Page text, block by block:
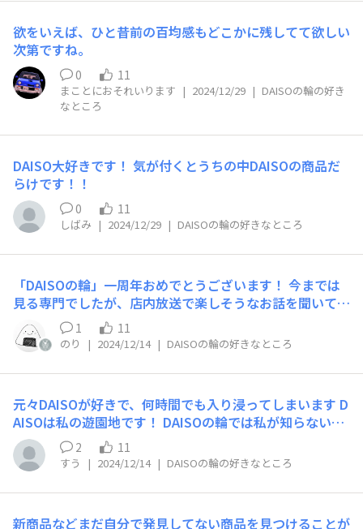
欲をいえば、ひと昔前の百均感もどこかに残してて欲しい
次第ですね。
0 11
まことにおそれいります | 2024/12/29 | DAISOの輪の好き
なところ
DAISO大好きです！ 気が付くとうちの中DAISOの商品だ
らけです！！
0 11
しばみ | 2024/12/29 | DAISOの輪の好きなところ
「DAISOの輪」一周年おめでとうございます！ 今までは
見る専門でしたが、店内放送で楽しそうなお話を聞いてぜ
ひ私も仲間に入りたい！と思い、12月から登録させてい
ただきました(^^) 登録してまだ日が浅いですが、見てい
ただけの時より、参加して皆さんとコメントで交流できる
ことが嬉しいですし、投稿を見るだけで、まるでお店に買
す！ 日々の生活にまた楽しみが一つ増えたようで嬉しい
です(^^) 今後DAISOの輪に期待することは、今よりもっ
とサークルのジャンルや種類やたくさん増えて、気軽に参
加し投稿などできたらもっと楽しくなるかな？と期待して
す！
1 11
のり | 2024/12/14 | DAISOの輪の好きなところ
元々DAISOが好きで、何時間でも入り浸ってしまいます D
AISOは私の遊園地です！ DAISOの輪では私が知らない商
品や使い方を知る事ができる点が好きです！！ 投稿を見
て、お店に買いに行く事も多いです
2 11
すう | 2024/12/14 | DAISOの輪の好きなところ
新商品などまだ自分で発見してない商品を見つけることが